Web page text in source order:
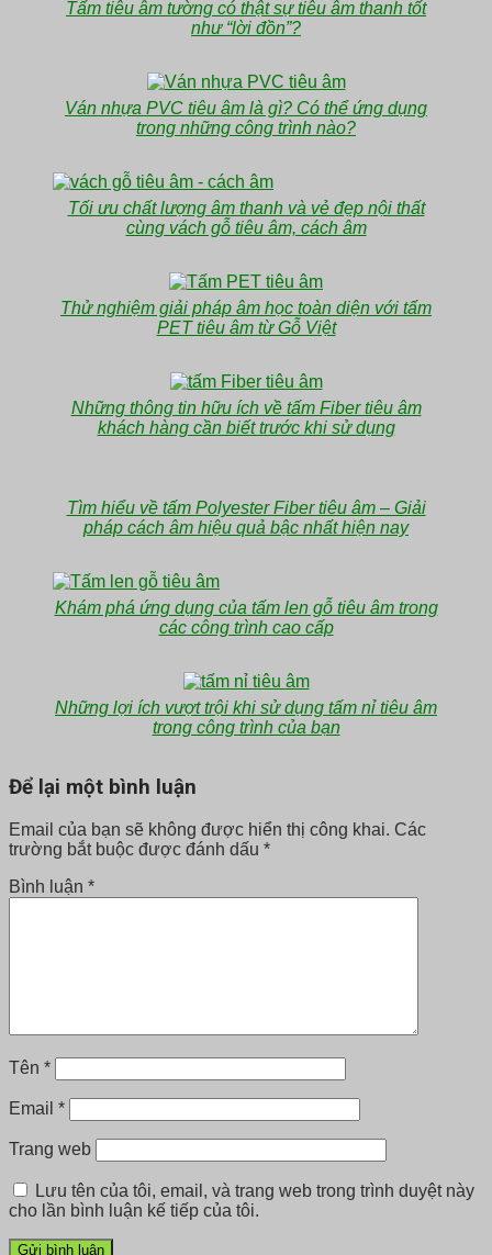
Tấm tiêu âm tường có thật sự tiêu âm thanh tốt
như “lời đồn”?
Ván nhựa PVC tiêu âm là gì? Có thể ứng dụng
trong những công trình nào?
Tối ưu chất lượng âm thanh và vẻ đẹp nội thất
cùng vách gỗ tiêu âm, cách âm
Thử nghiệm giải pháp âm học toàn diện với tấm
PET tiêu âm từ Gỗ Việt
Những thông tin hữu ích về tấm Fiber tiêu âm
khách hàng cần biết trước khi sử dụng
Tìm hiểu về tấm Polyester Fiber tiêu âm – Giải
pháp cách âm hiệu quả bậc nhất hiện nay
Khám phá ứng dụng của tấm len gỗ tiêu âm trong
các công trình cao cấp
Những lợi ích vượt trội khi sử dụng tấm nỉ tiêu âm
trong công trình của bạn
Để lại một bình luận
Email của bạn sẽ không được hiển thị công khai. Các
trường bắt buộc được đánh dấu *
Bình luận *
Tên *
Email *
Trang web
Lưu tên của tôi, email, và trang web trong trình duyệt này
cho lần bình luận kế tiếp của tôi.